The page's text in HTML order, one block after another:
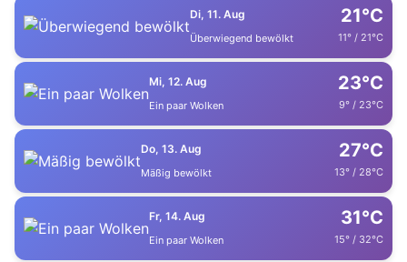
Di, 11. Aug
Überwiegend bewölkt
21°C
11° / 21°C
Mi, 12. Aug
Ein paar Wolken
23°C
9° / 23°C
Do, 13. Aug
Mäßig bewölkt
27°C
13° / 28°C
Fr, 14. Aug
Ein paar Wolken
31°C
15° / 32°C